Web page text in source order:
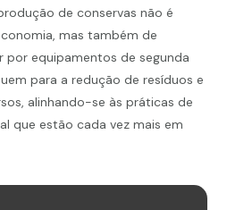
de conservas não é
mas também de
por equipamentos de segunda
para a redução de resíduos e
alinhando-se às práticas de
que estão cada vez mais em